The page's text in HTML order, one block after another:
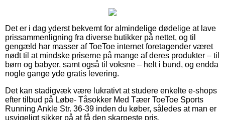
Det er i dag yderst bekvemt for almindelige dødelige at lave
prissammenligning fra diverse butikker på nettet, og til
gengæld har masser af ToeToe internet foretagender været
nødt til at mindske priserne på mange af deres produkter – til
børn og babyer, samt også til voksne – helt i bund, og endda
nogle gange yde gratis levering.
Det kan stadigvæk være lukrativt at studere enkelte e-shops
efter tilbud på Løbe- Tåsokker Med Tæer ToeToe Sports
Running Ankle Str. 36-39 inden du køber, således at man er
usvigeligt sikker på at få den skarpeste pris.